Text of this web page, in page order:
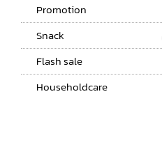
Promotion
Snack
Flash sale
Householdcare